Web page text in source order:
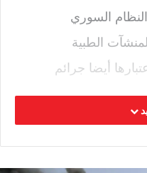
السوري
الطبية
أيضا جرائم